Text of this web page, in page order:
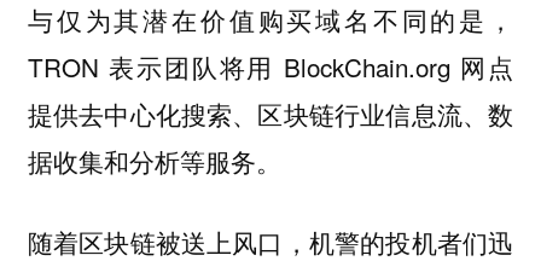
与仅为其潜在价值购买域名不同的是，
TRON 表示团队将用 BlockChain.org 网点
提供去中心化搜索、区块链行业信息流、数
据收集和分析等服务。
随着区块链被送上风口，机警的投机者们迅